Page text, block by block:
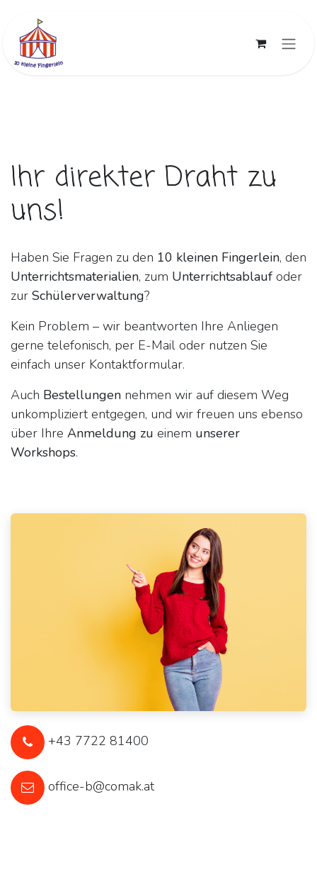
Ihr direkter Draht zu
uns!​
Haben Sie Fragen zu den 10 kleinen Fingerlein, den
Unterrichtsmaterialien, zum Unterrichtsablauf oder
zur Schülerverwaltung?
Kein Problem – wir beantworten Ihre Anliegen
gerne telefonisch, per E-Mail oder nutzen Sie
einfach unser Kontaktformular.
Auch Bestellungen nehmen wir auf diesem Weg
unkompliziert entgegen, und wir freuen uns ebenso
über Ihre Anmeldung zu einem unserer
Workshops.
+43 7722 81400
office-b@comak.at